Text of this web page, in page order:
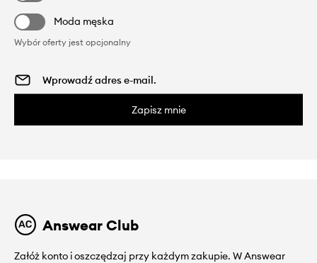
Moda męska
Wybór oferty jest opcjonalny
Zapisz mnie
Answear Club
Załóż konto i oszczędzaj przy każdym zakupie. W Answear